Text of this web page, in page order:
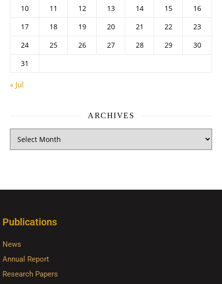
10
11 12 13 14 15
16
17
18 19 20 21 22
23
24
25 26 27 28 29
30
31
« Jul
ARCHIVES
Publications
News
Annual Report
Research Papers